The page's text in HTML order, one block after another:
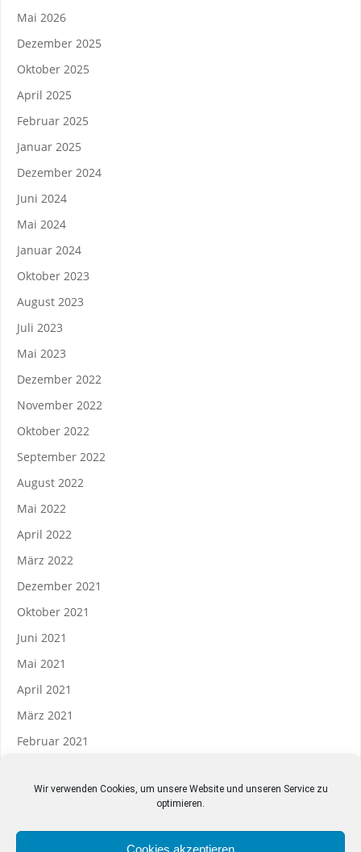
Wir verwenden Cookies, um unsere Website und unseren Service zu
optimieren.
Cookies akzeptieren
Mai 2026
Dezember 2025
Oktober 2025
April 2025
Februar 2025
Januar 2025
Dezember 2024
Juni 2024
Mai 2024
Januar 2024
Oktober 2023
August 2023
Juli 2023
Mai 2023
Dezember 2022
November 2022
Oktober 2022
September 2022
August 2022
Mai 2022
April 2022
März 2022
Dezember 2021
Oktober 2021
Juni 2021
Mai 2021
April 2021
März 2021
Februar 2021
Datenverarbeitung Datenschutzerklärung